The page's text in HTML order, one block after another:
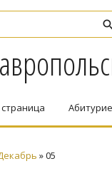
»05